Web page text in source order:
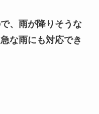
、雨が降りそうな
な雨にも対応でき